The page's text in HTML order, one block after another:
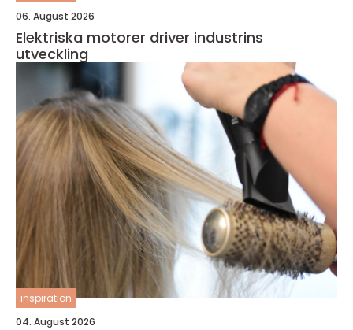
06. August 2026
Elektriska motorer driver industrins
utveckling
inspiration
04. August 2026